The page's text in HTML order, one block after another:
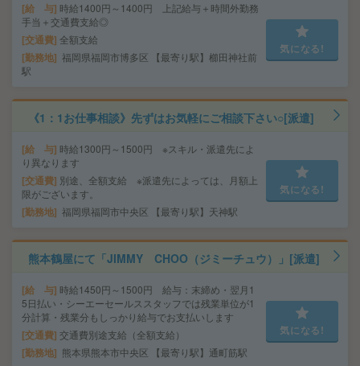
給 与 時給1400円～1400円 上記給与＋時間外勤務
手当＋交通費支給◎
交通費 全額支給
勤務地 福岡県福岡市博多区 【最寄り駅】櫛田神社前
駅
気になる!
《1：1お仕事相談》先ずはお気軽にご相談下さい○[派遣]
給 与 時給1300円～1500円 ※スキル・派遣先によ
り異なります
交通費 別途、全額支給 ※派遣先によっては、月額上
限がございます。
勤務地 福岡県福岡市中央区 【最寄り駅】天神駅
気になる!
熊本鶴屋にて「JIMMY CHOO（ジミーチュウ）」[派遣]
給 与 時給1450円～1500円 給与：末締め・翌月1
5日払い・シーエーセールススタッフでは残業単位が1
分計算・残業分もしっかり給与でお支払いします
交通費 交通費別途支給（全額支給）
勤務地 熊本県熊本市中央区 【最寄り駅】通町筋駅
気になる!